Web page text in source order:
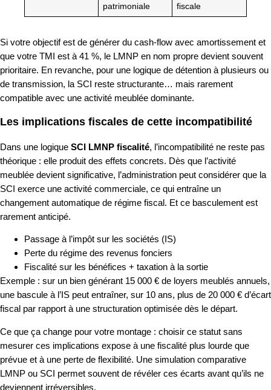
patrimoniale
fiscale
Si votre objectif est de générer du cash-flow avec amortissement et
que votre TMI est à 41 %, le LMNP en nom propre devient souvent
prioritaire. En revanche, pour une logique de détention à plusieurs ou
de transmission, la SCI reste structurante… mais rarement
compatible avec une activité meublée dominante.
Les implications fiscales de cette incompatibilité
Dans une logique SCI LMNP fiscalité, l’incompatibilité ne reste pas
théorique : elle produit des effets concrets. Dès que l’activité
meublée devient significative, l’administration peut considérer que la
SCI exerce une activité commerciale, ce qui entraîne un
changement automatique de régime fiscal. Et ce basculement est
rarement anticipé.
Passage à l’impôt sur les sociétés (IS)
Perte du régime des revenus fonciers
Fiscalité sur les bénéfices + taxation à la sortie
Exemple : sur un bien générant 15 000 € de loyers meublés annuels,
une bascule à l’IS peut entraîner, sur 10 ans, plus de 20 000 € d’écart
fiscal par rapport à une structuration optimisée dès le départ.
Ce que ça change pour votre montage : choisir ce statut sans
mesurer ces implications expose à une fiscalité plus lourde que
prévue et à une perte de flexibilité. Une simulation comparative
LMNP ou SCI permet souvent de révéler ces écarts avant qu’ils ne
deviennent irréversibles.